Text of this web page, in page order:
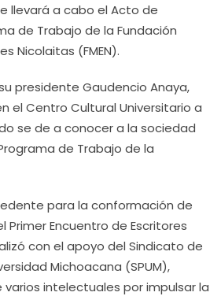
llevará a cabo el Acto de
de Trabajo de la Fundación
Nicolaitas (FMEN).
presidente Gaudencio Anaya,
el Centro Cultural Universitario a
se de a conocer a la sociedad
de Trabajo de la
para la conformación de
Encuentro de Escritores
con el apoyo del Sindicato de
Michoacana (SPUM),
intelectuales por impulsar la